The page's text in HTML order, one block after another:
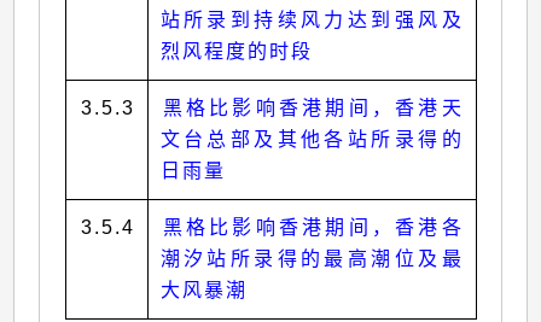
站所录到持续风力达到强风及
烈风程度的时段
3.5.3
黑格比影响香港期间，香港天
文台总部及其他各站所录得的
日雨量
3.5.4
黑格比影响香港期间，香港各
潮汐站所录得的最高潮位及最
大风暴潮